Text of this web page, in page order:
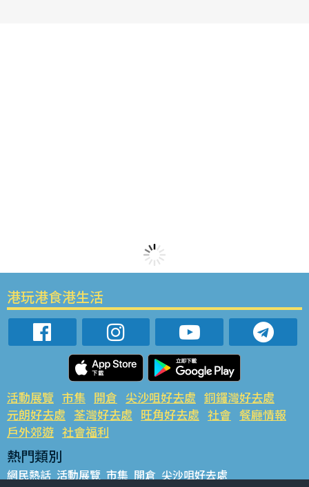
港玩港食港生活
活動展覽 市集 開倉 尖沙咀好去處 銅鑼灣好去處
元朗好去處 荃灣好去處 旺角好去處 社會 餐廳情報
戶外郊遊 社會福利
熱門類別
網民熱話 活動展覽 市集 開倉 尖沙咀好去處